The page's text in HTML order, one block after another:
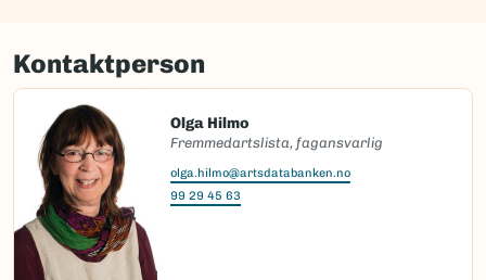
Kontaktperson
Olga Hilmo
Fremmedartslista, fagansvarlig
olga.hilmo@artsdatabanken.no
99 29 45 63